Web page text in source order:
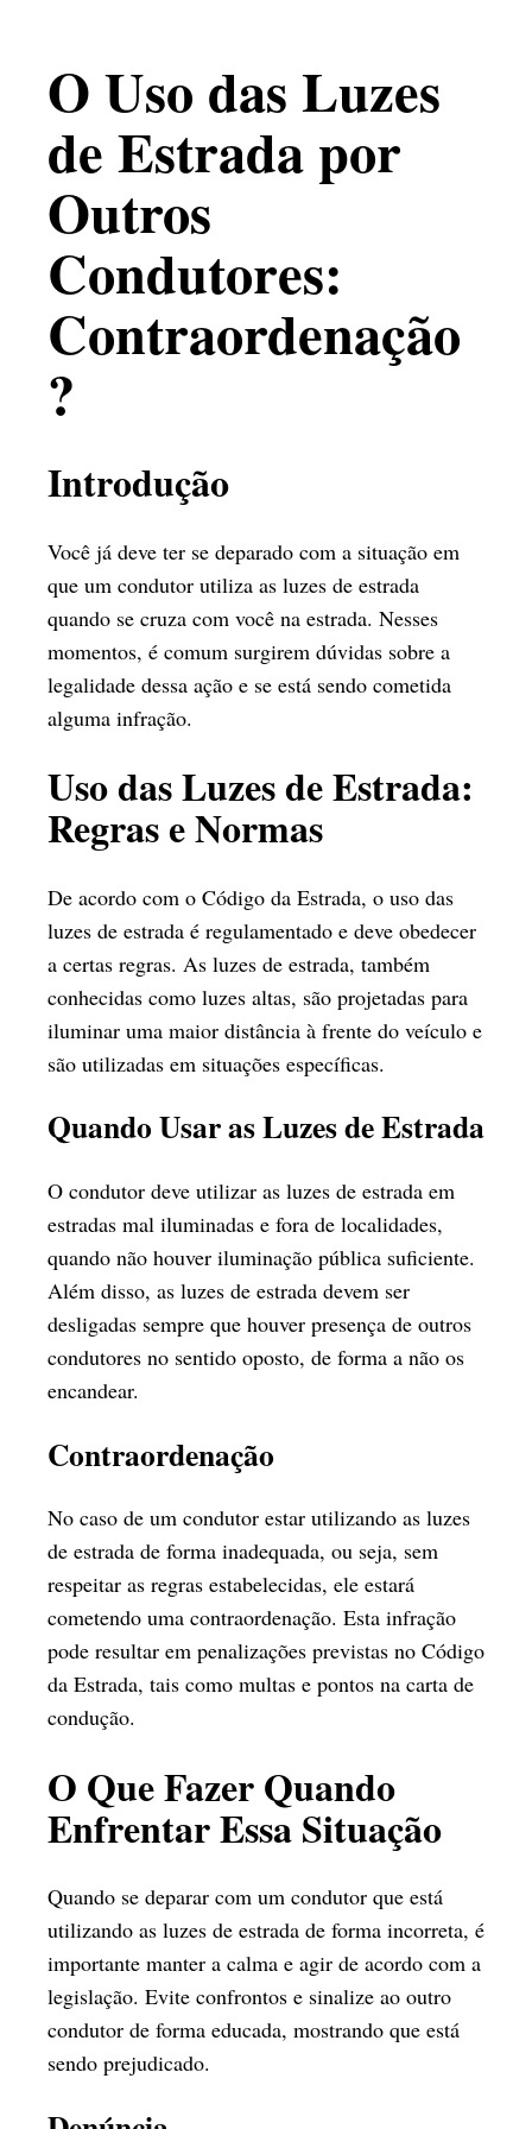
O Uso das Luzes
de Estrada por
Outros
Condutores:
Contraordenação
?
Introdução
Você já deve ter se deparado com a situação em
que um condutor utiliza as luzes de estrada
quando se cruza com você na estrada. Nesses
momentos, é comum surgirem dúvidas sobre a
legalidade dessa ação e se está sendo cometida
alguma infração.
Uso das Luzes de Estrada:
Regras e Normas
De acordo com o Código da Estrada, o uso das
luzes de estrada é regulamentado e deve obedecer
a certas regras. As luzes de estrada, também
conhecidas como luzes altas, são projetadas para
iluminar uma maior distância à frente do veículo e
são utilizadas em situações específicas.
Quando Usar as Luzes de Estrada
O condutor deve utilizar as luzes de estrada em
estradas mal iluminadas e fora de localidades,
quando não houver iluminação pública suficiente.
Além disso, as luzes de estrada devem ser
desligadas sempre que houver presença de outros
condutores no sentido oposto, de forma a não os
encandear.
Contraordenação
No caso de um condutor estar utilizando as luzes
de estrada de forma inadequada, ou seja, sem
respeitar as regras estabelecidas, ele estará
cometendo uma contraordenação. Esta infração
pode resultar em penalizações previstas no Código
da Estrada, tais como multas e pontos na carta de
condução.
O Que Fazer Quando
Enfrentar Essa Situação
Quando se deparar com um condutor que está
utilizando as luzes de estrada de forma incorreta, é
importante manter a calma e agir de acordo com a
legislação. Evite confrontos e sinalize ao outro
condutor de forma educada, mostrando que está
sendo prejudicado.